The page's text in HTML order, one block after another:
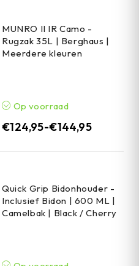
MUNRO II IR Camo -
Rugzak 35L | Berghaus |
Meerdere kleuren
Op voorraad
€124,95-€144,95
Quick Grip Bidonhouder -
Inclusief Bidon | 600 ML |
Camelbak | Black / Cherry